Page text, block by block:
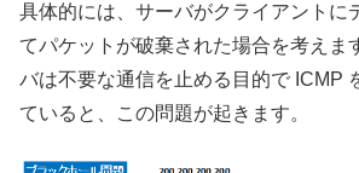
具体的には、サーバがクライアントに
てパケットが破棄された場合を考えま
バは不要な通信を止める目的で ICMP
ていると、この問題が起きます。